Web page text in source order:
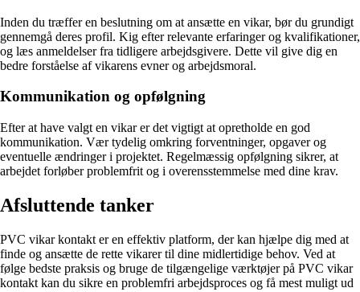
Inden du træffer en beslutning om at ansætte en vikar, bør du grundigt
gennemgå deres profil. Kig efter relevante erfaringer og kvalifikationer,
og læs anmeldelser fra tidligere arbejdsgivere. Dette vil give dig en
bedre forståelse af vikarens evner og arbejdsmoral.
Kommunikation og opfølgning
Efter at have valgt en vikar er det vigtigt at opretholde en god
kommunikation. Vær tydelig omkring forventninger, opgaver og
eventuelle ændringer i projektet. Regelmæssig opfølgning sikrer, at
arbejdet forløber problemfrit og i overensstemmelse med dine krav.
Afsluttende tanker
PVC vikar kontakt er en effektiv platform, der kan hjælpe dig med at
finde og ansætte de rette vikarer til dine midlertidige behov. Ved at
følge bedste praksis og bruge de tilgængelige værktøjer på PVC vikar
kontakt kan du sikre en problemfri arbejdsproces og få mest muligt ud